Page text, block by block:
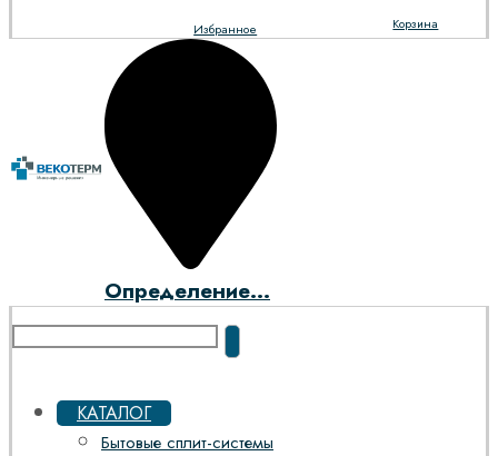
Корзина
Избранное
Определение...
КАТАЛОГ
Бытовые сплит-системы